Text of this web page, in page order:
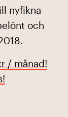
nyfikna
och
/ månad!